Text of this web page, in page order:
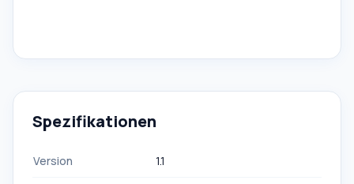
Spezifikationen
Version 1.1